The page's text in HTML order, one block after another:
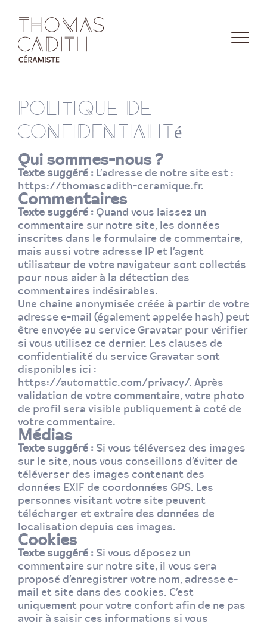
Pol itique de
confidential ité
Qui sommes-nous ?
Texte suggéré : L’adresse de notre site est :
https://thomascadith-ceramique.fr.
Commentaires
Texte suggéré : Quand vous laissez un
commentaire sur notre site, les données
inscrites dans le formulaire de commentaire,
mais aussi votre adresse IP et l’agent
utilisateur de votre navigateur sont collectés
pour nous aider à la détection des
commentaires indésirables.
Une chaîne anonymisée créée à partir de votre
adresse e-mail (également appelée hash) peut
être envoyée au service Gravatar pour vérifier
si vous utilisez ce dernier. Les clauses de
confidentialité du service Gravatar sont
disponibles ici :
https://automattic.com/privacy/. Après
validation de votre commentaire, votre photo
de profil sera visible publiquement à coté de
votre commentaire.
Médias
Texte suggéré : Si vous téléversez des images
sur le site, nous vous conseillons d’éviter de
téléverser des images contenant des
données EXIF de coordonnées GPS. Les
personnes visitant votre site peuvent
télécharger et extraire des données de
localisation depuis ces images.
Cookies
Texte suggéré : Si vous déposez un
commentaire sur notre site, il vous sera
proposé d’enregistrer votre nom, adresse e-
mail et site dans des cookies. C’est
uniquement pour votre confort afin de ne pas
avoir à saisir ces informations si vous